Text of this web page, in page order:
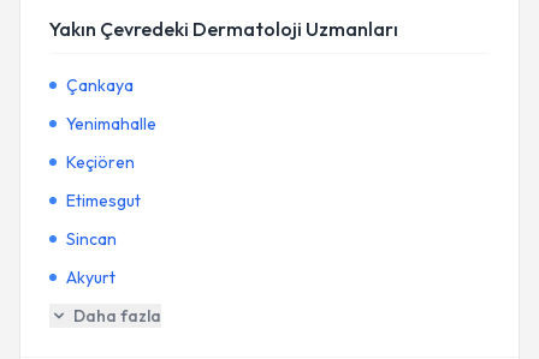
Yakın Çevredeki Dermatoloji Uzmanları
Çankaya
Yenimahalle
Keçiören
Etimesgut
Sincan
Akyurt
Daha fazla